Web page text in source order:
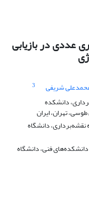
عددی در بازیابی
شریفی
3
دانشکده
تهران، ایران
دانشگاه
فنی، دانشگاه